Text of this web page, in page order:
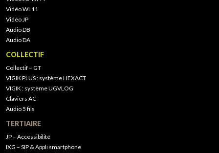
Vidéo WL11
Vidéo JP
Audio DB
Audio DA
COLLECTIF
Collectif – GT
VIGIK PLUS : système HEXACT
VIGIK : système UGVLOG
Claviers AC
Audio 5 fils
TERTIAIRE
JP – Accessibilité
IXG – SIP & Appli smartphone